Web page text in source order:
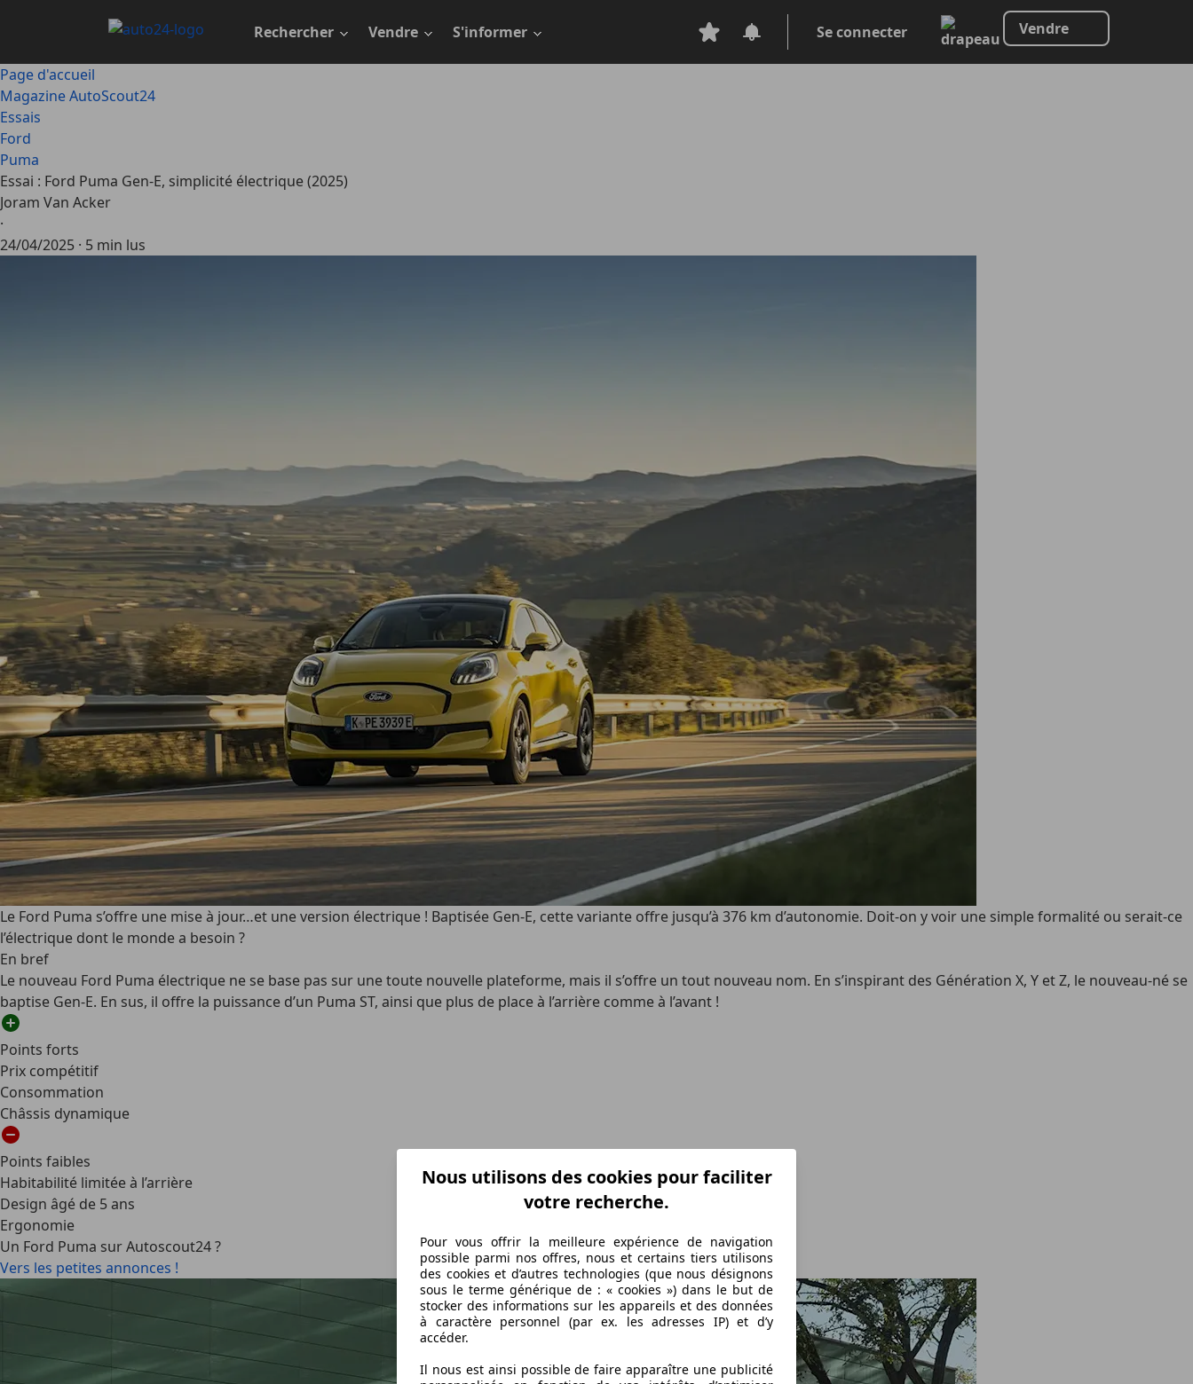
principal
Rechercher Vendre S'informer Se connecter Vendre
Page d'accueil
Magazine AutoScout24
Essais
Ford
Puma
Essai : Ford Puma Gen-E, simplicité électrique (2025)
Joram Van Acker
·
24/04/2025 · 5 min lus
Le Ford Puma s’offre une mise à jour…et une version électrique ! Baptisée Gen-E, cette variante offre jusqu’à 376 km d’autonomie. Doit-on y voir une simple formalité ou serait-ce
l’électrique dont le monde a besoin ?
En bref
Le nouveau Ford Puma électrique ne se base pas sur une toute nouvelle plateforme, mais il s’offre un tout nouveau nom. En s’inspirant des Génération X, Y et Z, le nouveau-né se
baptise Gen-E. En sus, il offre la puissance d’un Puma ST, ainsi que plus de place à l’arrière comme à l’avant !
Points forts
Prix compétitif
Consommation
Châssis dynamique
Points faibles
Habitabilité limitée à l’arrière
Design âgé de 5 ans
Ergonomie
Un Ford Puma sur Autoscout24 ?
Vers les petites annonces !
Nous utilisons des cookies pour faciliter
votre recherche.
Pour vous offrir la meilleure expérience de navigation
possible parmi nos offres, nous et certains tiers utilisons
des cookies et d’autres technologies (que nous désignons
sous le terme générique de : « cookies ») dans le but de
stocker des informations sur les appareils et des données
à caractère personnel (par ex. les adresses IP) et d’y
accéder.
Il nous est ainsi possible de faire apparaître une publicité